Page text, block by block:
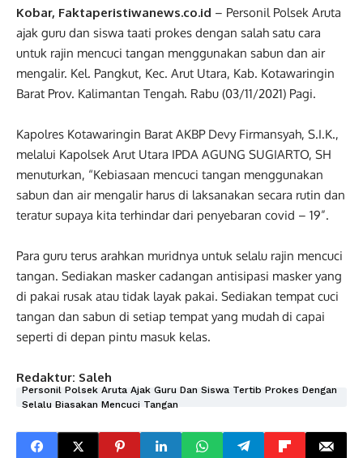
Kobar, Faktaperistiwanews.co.id – Personil Polsek Aruta
ajak guru dan siswa taati prokes dengan salah satu cara
untuk rajin mencuci tangan menggunakan sabun dan air
mengalir. Kel. Pangkut, Kec. Arut Utara, Kab. Kotawaringin
Barat Prov. Kalimantan Tengah. Rabu (03/11/2021) Pagi.
Kapolres Kotawaringin Barat AKBP Devy Firmansyah, S.I.K.,
melalui Kapolsek Arut Utara IPDA AGUNG SUGIARTO, SH
menuturkan, “Kebiasaan mencuci tangan menggunakan
sabun dan air mengalir harus di laksanakan secara rutin dan
teratur supaya kita terhindar dari penyebaran covid – 19”.
Para guru terus arahkan muridnya untuk selalu rajin mencuci
tangan. Sediakan masker cadangan antisipasi masker yang
di pakai rusak atau tidak layak pakai. Sediakan tempat cuci
tangan dan sabun di setiap tempat yang mudah di capai
seperti di depan pintu masuk kelas.
Redaktur: Saleh
Personil Polsek Aruta Ajak Guru Dan Siswa Tertib Prokes Dengan
Selalu Biasakan Mencuci Tangan